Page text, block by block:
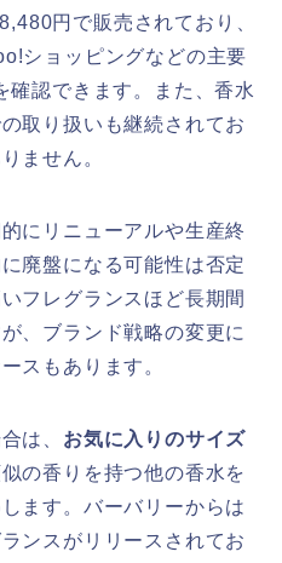
円で販売されており、
ショッピングなどの主要
確認できます。また、香水
取り扱いも継続されてお
ません。
にリニューアルや生産終
廃盤になる可能性は否定
フレグランスほど長期間
、ブランド戦略の変更に
スもあります。
は、 お気に入りのサイズ
の香りを持つ他の香水を
ます。バーバリーからは
ンスがリリースされてお